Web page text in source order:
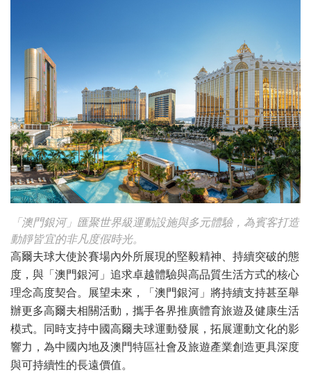
「澳門銀河」匯聚世界級運動設施與多元體驗，為賓客打造
動靜皆宜的非凡度假時光。
高爾夫球大使於賽場內外所展現的堅毅精神、持續突破的態
度，與「澳門銀河」追求卓越體驗與高品質生活方式的核心
理念高度契合。展望未來，「澳門銀河」將持續支持甚至舉
辦更多高爾夫相關活動，攜手各界推廣體育旅遊及健康生活
模式。同時支持中國高爾夫球運動發展，拓展運動文化的影
響力，為中國內地及澳門特區社會及旅遊產業創造更具深度
與可持續性的長遠價值。